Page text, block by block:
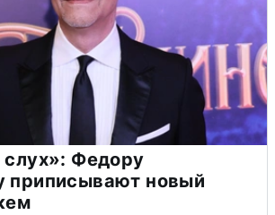
слух»: Федору
приписывают новый